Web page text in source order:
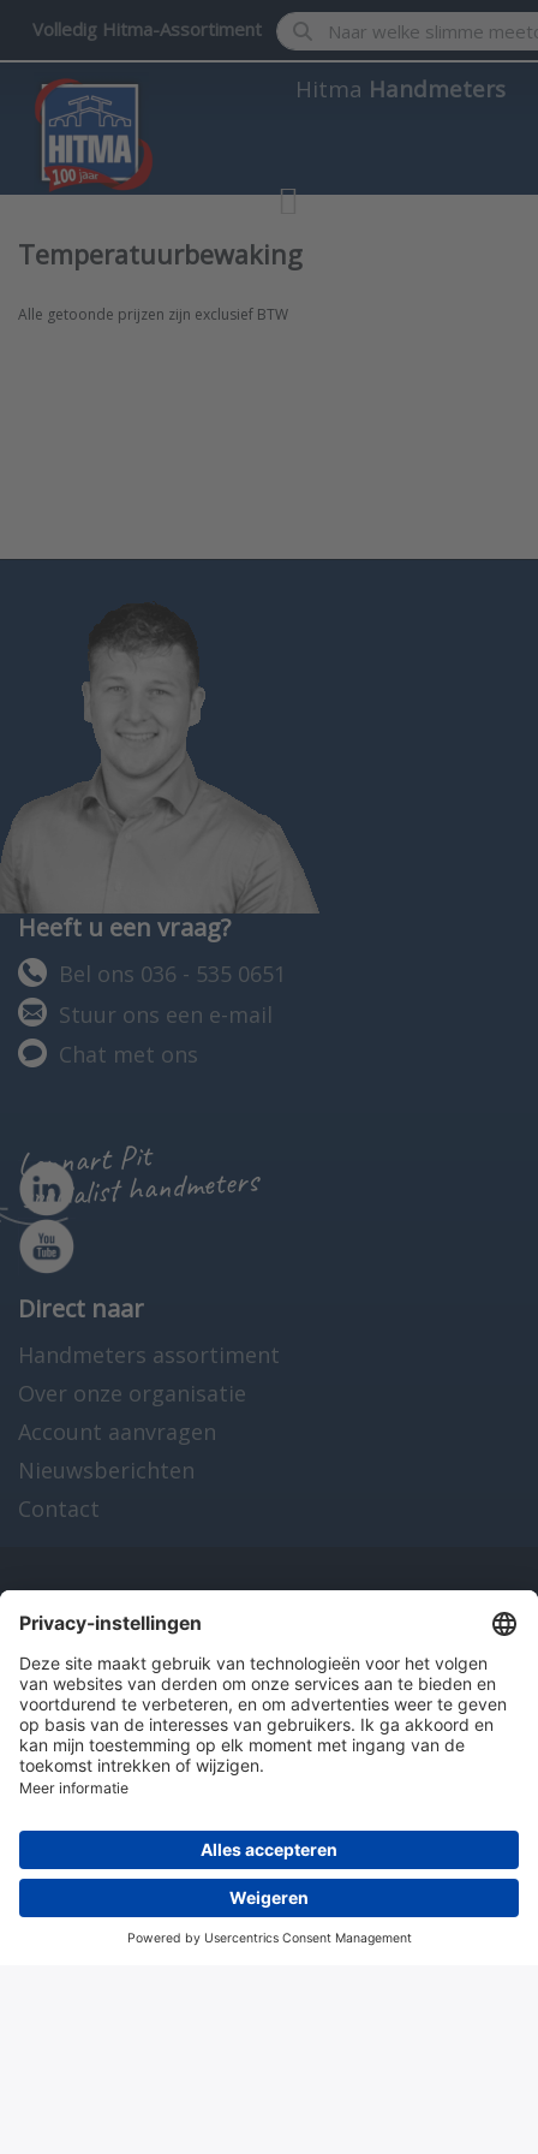
Volledig Hitma-Assortiment Enter a search term.
Hitma Handmeters
Temperatuurbewaking
Alle getoonde prijzen zijn exclusief BTW
Heeft u een vraag?
Bel ons 036 - 535 0651
Stuur ons een e-mail
Chat met ons
Lennart Pit
specialist handmeters
Direct naar
Handmeters assortiment
Over onze organisatie
Account aanvragen
Nieuwsberichten
Contact
Onze producten
en diensten
Over Hitma
Algemene voorwaarden Disclaimer
Colofon
© 2026 Hitma B.V.